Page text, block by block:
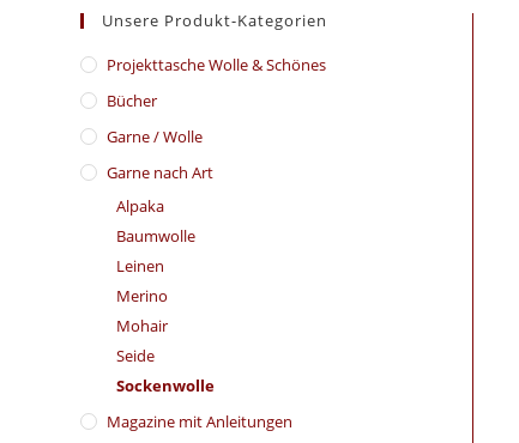
Unsere Produkt-Kategorien
​Projekttasche Wolle & Schönes
Bücher
Garne / Wolle
Garne nach Art
Alpaka
Baumwolle
Leinen
Merino
Mohair
Seide
Sockenwolle
Magazine mit Anleitungen